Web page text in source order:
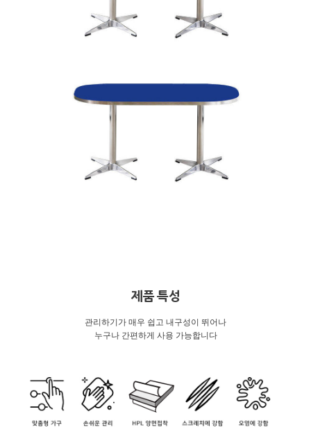
제품 특성
관리하기가 매우 쉽고 내구성이 뛰어나
누구나 간편하게 사용 가능합니다